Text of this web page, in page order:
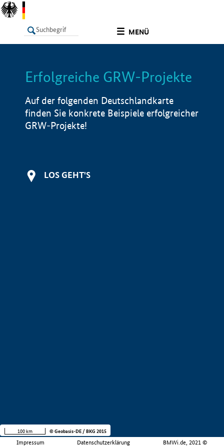
MENÜ
LISTE Info
Erfolgreiche GRW-Projekte
Auf der folgenden Deutschlandkarte
finden Sie konkrete Beispiele erfolgreicher
GRW-Projekte!
LOS GEHT'S
Impressum Datenschutzerklärung BMWi.de, 2021 ©
100 km © Geobasis-DE / BKG 2015